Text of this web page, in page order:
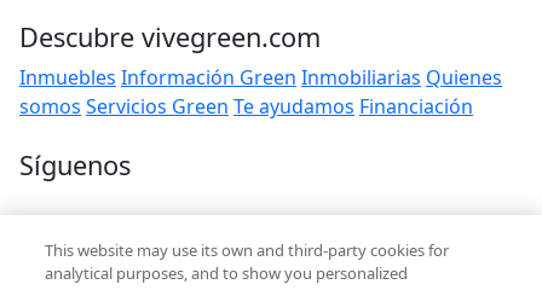
Descubre vivegreen.com
Inmuebles Información Green Inmobiliarias Quienes
somos Servicios Green Te ayudamos Financiación
Síguenos
Contacto
hola@vivegreen.com
This website may use its own and third-party cookies for
analytical purposes, and to show you personalized